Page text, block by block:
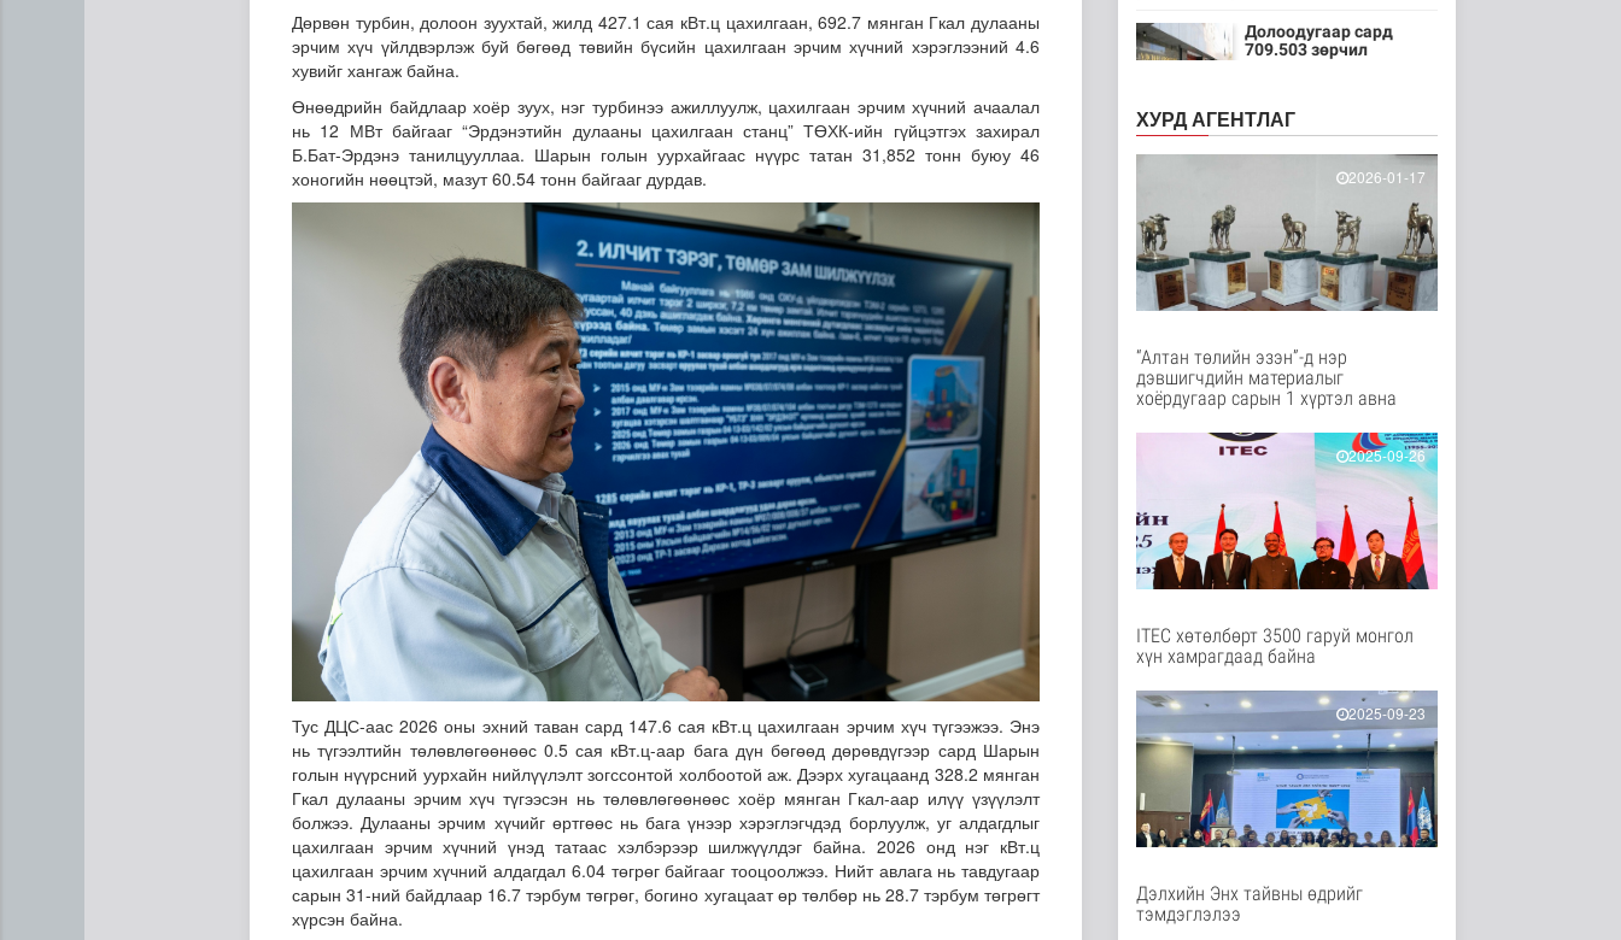
Хийлдэг завь, гудас, хөвөгч тоглоом биш
Нийслэлийн цэцэрлэгт хамрагдах I шатны бүртгэл эхлэхэд 3 хоног үлдлээ
Дөрвөн турбин, долоон зуухтай, жилд 427.1 сая кВт.ц цахилгаан, 692.7 мянган Гкал дулааны
эрчим хүч үйлдвэрлэж буй бөгөөд төвийн бүсийн цахилгаан эрчим хүчний хэрэглээний 4.6
хувийг хангаж байна.
Өнөөдрийн байдлаар хоёр зуух, нэг турбинээ ажиллуулж, цахилгаан эрчим хүчний ачаалал
нь 12 МВт байгааг “Эрдэнэтийн дулааны цахилгаан станц” ТӨХК-ийн гүйцэтгэх захирал
Б.Бат-Эрдэнэ танилцууллаа. Шарын голын уурхайгаас нүүрс татан 31,852 тонн буюу 46
хоногийн нөөцтэй, мазут 60.54 тонн байгааг дурдав.
Тус ДЦС-аас 2026 оны эхний таван сард 147.6 сая кВт.ц цахилгаан эрчим хүч түгээжээ. Энэ
нь түгээлтийн төлөвлөгөөнөөс 0.5 сая кВт.ц-аар бага дүн бөгөөд дөрөвдүгээр сард Шарын
голын нүүрсний уурхайн нийлүүлэлт зогссонтой холбоотой аж. Дээрх хугацаанд 328.2 мянган
Гкал дулааны эрчим хүч түгээсэн нь төлөвлөгөөнөөс хоёр мянган Гкал-аар илүү үзүүлэлт
болжээ. Дулааны эрчим хүчийг өртгөөс нь бага үнээр хэрэглэгчдэд борлуулж, уг алдагдлыг
цахилгаан эрчим хүчний үнэд татаас хэлбэрээр шилжүүлдэг байна. 2026 онд нэг кВт.ц
цахилгаан эрчим хүчний алдагдал 6.04 төгрөг байгааг тооцоолжээ. Нийт авлага нь тавдугаар
сарын 31-ний байдлаар 16.7 тэрбум төгрөг, богино хугацаат өр төлбөр нь 28.7 тэрбум төгрөгт
хүрсэн байна.
Долоодугаар сард
709.503 зөрчил
54 минутын өмнө
Мал угаалгын ажил
үргэлжилж байна
56 минутын өмнө
Хогноос эрчим хүч
үйлдвэрлэх үйлдвэр 34
МВт-ын х..
1 цаг 14 минутын өмнө
Монелийн гудамжны
хааж, зас..
1 цаг 19 минутын өмнө
Орон сууцны залиланд
3613 иргэн өртөж, 118
тэрбу..
Цөмийн эрчим хүчний
2050 он х..
2 цаг 38 минутын өмнө
НТТТ: 11:00-16:00
цагийн хооронд
шаардлагагүй бо..
ХУРД АГЕНТЛАГ
2026-01-17
“Алтан төлийн эзэн”-д нэр
дэвшигчдийн материалыг
хоёрдугаар сарын 1 хүртэл авна
2025-09-26
ITEC хөтөлбөрт 3500 гаруй монгол
хүн хамрагдаад байна
2025-09-23
Дэлхийн Энх тайвны өдрийг
тэмдэглэлээ